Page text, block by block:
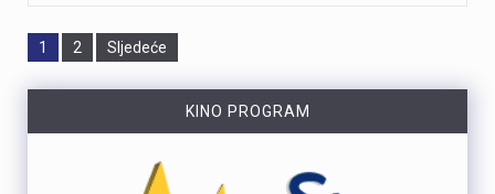
Page
1 Page
2 Sljedeće
KINO PROGRAM